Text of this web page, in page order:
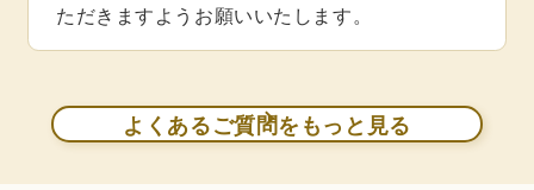
ただきますようお願いいたします。
よくあるご質問をもっと見る